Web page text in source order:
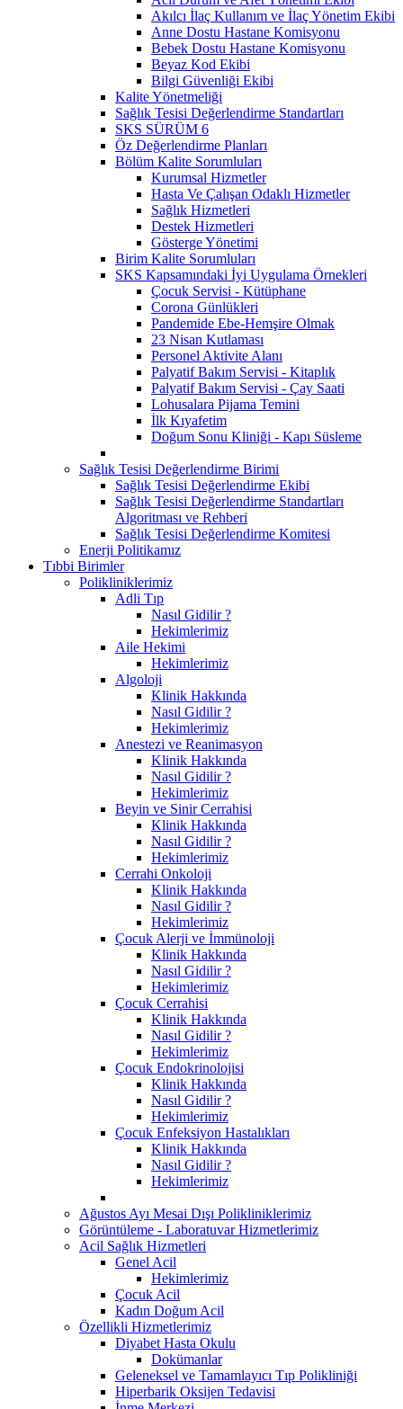
Akılcı İlaç Kullanım ve İlaç Yönetim Ekibi
Anne Dostu Hastane Komisyonu
Bebek Dostu Hastane Komisyonu
Beyaz Kod Ekibi
Bilgi Güvenliği Ekibi
Kalite Yönetmeliği
Sağlık Tesisi Değerlendirme Standartları
SKS SÜRÜM 6
Öz Değerlendirme Planları
Bölüm Kalite Sorumluları
Kurumsal Hizmetler
Hasta Ve Çalışan Odaklı Hizmetler
Sağlık Hizmetleri
Destek Hizmetleri
Gösterge Yönetimi
Birim Kalite Sorumluları
SKS Kapsamındaki İyi Uygulama Örnekleri
Çocuk Servisi - Kütüphane
Corona Günlükleri
Pandemide Ebe-Hemşire Olmak
23 Nisan Kutlaması
Personel Aktivite Alanı
Palyatif Bakım Servisi - Kitaplık
Palyatif Bakım Servisi - Çay Saati
Lohusalara Pijama Temini
İlk Kıyafetim
Doğum Sonu Kliniği - Kapı Süsleme
Sağlık Tesisi Değerlendirme Birimi
Sağlık Tesisi Değerlendirme Ekibi
Sağlık Tesisi Değerlendirme Standartları
Algoritması ve Rehberi
Sağlık Tesisi Değerlendirme Komitesi
Enerji Politikamız
Tıbbi Birimler
Polikliniklerimiz
Adli Tıp
Nasıl Gidilir ?
Hekimlerimiz
Aile Hekimi
Hekimlerimiz
Algoloji
Klinik Hakkında
Nasıl Gidilir ?
Hekimlerimiz
Anestezi ve Reanimasyon
Klinik Hakkında
Nasıl Gidilir ?
Hekimlerimiz
Beyin ve Sinir Cerrahisi
Klinik Hakkında
Nasıl Gidilir ?
Hekimlerimiz
Cerrahi Onkoloji
Klinik Hakkında
Nasıl Gidilir ?
Hekimlerimiz
Çocuk Alerji ve İmmünoloji
Klinik Hakkında
Nasıl Gidilir ?
Hekimlerimiz
Çocuk Cerrahisi
Klinik Hakkında
Nasıl Gidilir ?
Hekimlerimiz
Çocuk Endokrinolojisi
Klinik Hakkında
Nasıl Gidilir ?
Hekimlerimiz
Çocuk Enfeksiyon Hastalıkları
Klinik Hakkında
Nasıl Gidilir ?
Hekimlerimiz
Ağustos Ayı Mesai Dışı Polikliniklerimiz
Görüntüleme - Laboratuvar Hizmetlerimiz
Acil Sağlık Hizmetleri
Genel Acil
Hekimlerimiz
Çocuk Acil
Kadın Doğum Acil
Özellikli Hizmetlerimiz
Diyabet Hasta Okulu
Dokümanlar
Geleneksel ve Tamamlayıcı Tıp Polikliniği
Hiperbarik Oksijen Tedavisi